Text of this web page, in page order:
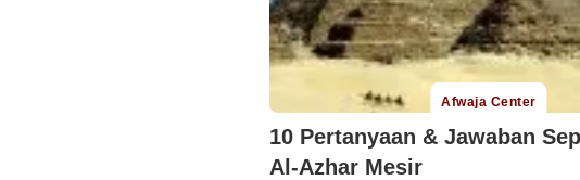
Afwaja Center
10 Pertanyaan & Jawaban
Al-Azhar Mesir